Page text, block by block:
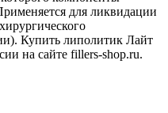
для ликвидации
Купить липолитик Лайт
на сайте fillers-shop.ru.